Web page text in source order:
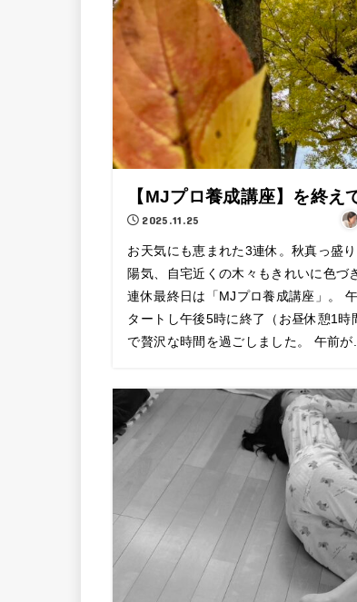
【MJプロ養成講座】を終え
2025.11.25
お天気にも恵まれた3連休。秋真っ盛
陽気、自宅近くの木々もきれいに色づ
連休最終日は「MJプロ養成講座」。
タートし午後5時に終了（お昼休憩1時
で贅沢な時間を過ごしました。 午前が...